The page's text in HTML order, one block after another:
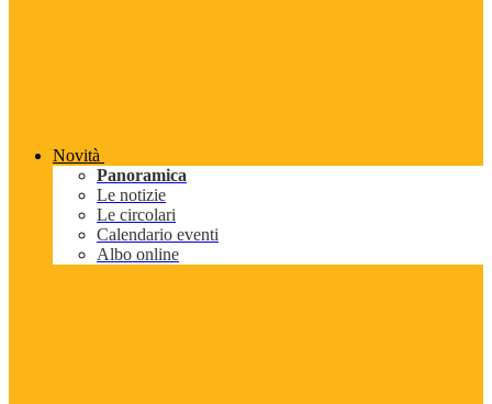
Novità
Panoramica
Le notizie
Le circolari
Calendario eventi
Albo online